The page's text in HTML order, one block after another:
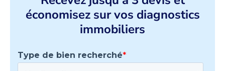
économisez sur vos diagnostics
immobiliers